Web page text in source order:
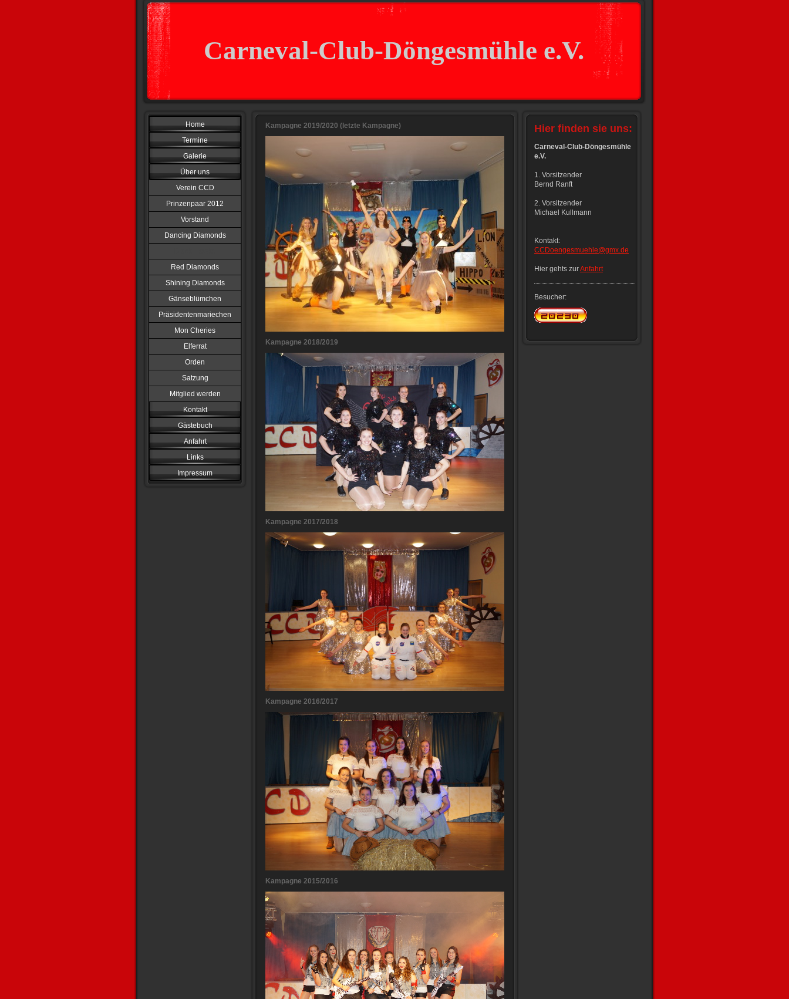
Carneval-Club-Döngesmühle e.V.
Home
Termine
Galerie
Über uns
Verein CCD
Prinzenpaar 2012
Vorstand
Dancing Diamonds
Red Diamonds
Shining Diamonds
Gänseblümchen
Präsidentenmariechen
Mon Cheries
Elferrat
Orden
Satzung
Mitglied werden
Kontakt
Gästebuch
Anfahrt
Links
Impressum
Kampagne 2019/2020 (letzte Kampagne)
Kampagne 2018/2019
Kampagne 2017/2018
Kampagne 2016/2017
Kampagne 2015/2016
Hier finden sie uns:
Carneval-Club-Döngesmühle
e.V.
1. Vorsitzender
Bernd Ranft
2. Vorsitzender
Michael Kullmann
Kontakt:
CCDoengesmuehle@gmx.de
Hier gehts zurAnfahrt
Besucher: